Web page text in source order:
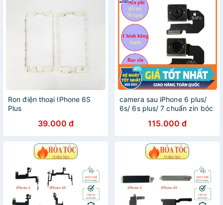
Ron điện thoại IPhone 6S
Plus
39.000 đ
camera sau iPhone 6 plus/
6s/ 6s plus/ 7 chuẩn zin bóc
115.000 đ